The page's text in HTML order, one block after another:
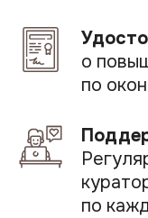
о
по
по